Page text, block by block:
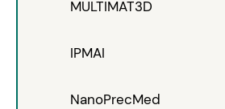
MULTIMAT3D
IPMAI
NanoPrecMed